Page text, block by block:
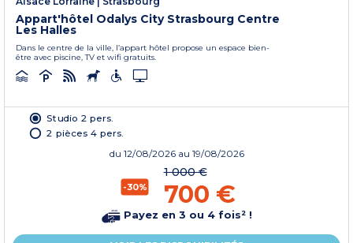
Appart'hôtel Odalys City Strasbourg Centre
Les Halles
Dans le centre de la ville, l’appart hôtel propose un espace bien-
être avec piscine, TV et wifi gratuits.
Studio 2 pers.
2 pièces 4 pers.
du 12/08/2026 au 19/08/2026
-30%
1 000 €
700 €
Payez en 3 ou 4 fois² !